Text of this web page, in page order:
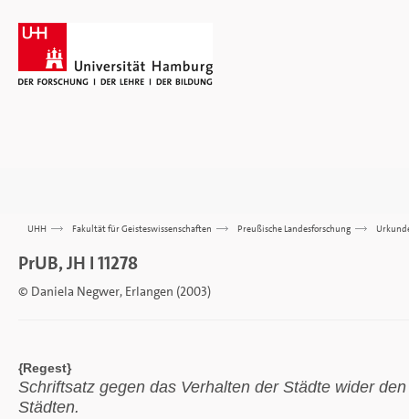
UHH >>> Fakultät für Geisteswissenschaften >>> Preußische Landesforschung >>>
PrUB, JH I 11278
© Daniela Negwer, Erlangen (2003)
{Regest}
Schriftsatz gegen das Verhalten der Städte wider
Städten.